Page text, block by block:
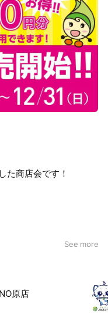
た商店会です！
See more
原店